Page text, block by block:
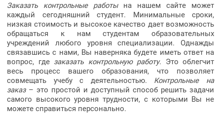
Заказать контрольные работына нашем сайте может
каждый сегодняшний студент. Минимальные сроки,
низкая стоимость и высокое качество дает возможность
обращаться к нам студентам образовательных
учреждений любого уровня специализации. Однажды
связавшись с нами, Вы наверняка будете иметь ответ на
вопрос, где заказать контрольную работу. Это облегчит
весь процесс вашего образования, что позволяет
совмещать учебу с деятельностью. Контрольные на
заказ– это простой и доступный способ решить задачи
самого высокого уровня трудности, с которыми Вы не
можете справиться персонально.